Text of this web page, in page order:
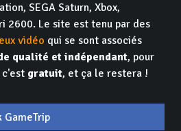
SEGA Saturn, Xbox,
2600. Le site est tenu par des
vidéo qui se sont associés
qualité et indépendant, pour
c'est gratuit, et ça le restera !
GameTrip